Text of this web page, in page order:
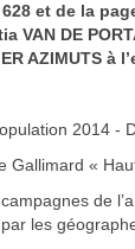
- 2017
de
-
et de la
VAN DE
AZIMUTS à
2014 -
Gallimard «
de
les